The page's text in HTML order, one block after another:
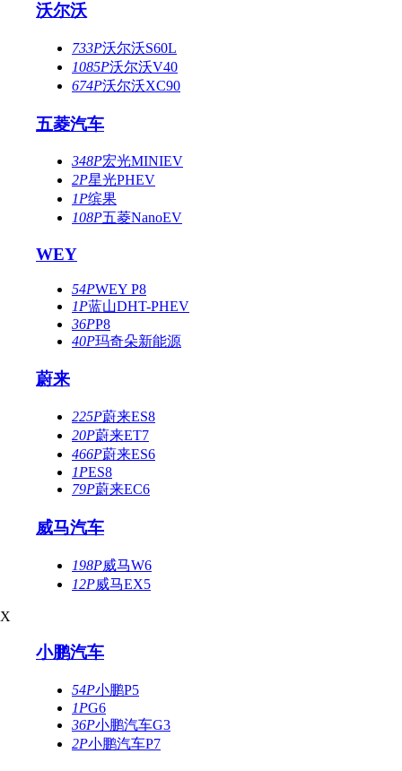
沃尔沃
733P沃尔沃S60L
1085P沃尔沃V40
674P沃尔沃XC90
五菱汽车
348P宏光MINIEV
2P星光PHEV
1P缤果
108P五菱NanoEV
WEY
54PWEY P8
1P蓝山DHT-PHEV
36PP8
40P玛奇朵新能源
蔚来
225P蔚来ES8
20P蔚来ET7
466P蔚来ES6
1PES8
79P蔚来EC6
威马汽车
198P威马W6
12P威马EX5
X
小鹏汽车
54P小鹏P5
1PG6
36P小鹏汽车G3
2P小鹏汽车P7